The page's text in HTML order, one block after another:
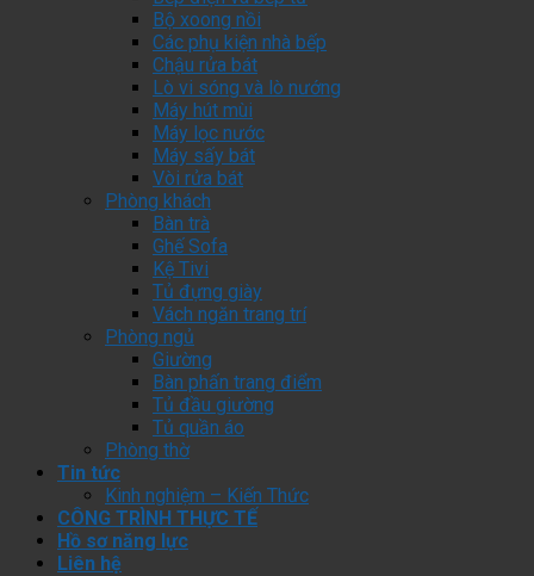
Bộ xoong nồi
Các phụ kiện nhà bếp
Chậu rửa bát
Lò vi sóng và lò nướng
Máy hút mùi
Máy lọc nước
Máy sấy bát
Vòi rửa bát
Phòng khách
Bàn trà
Ghế Sofa
Kệ Tivi
Tủ đựng giày
Vách ngăn trang trí
Phòng ngủ
Giường
Bàn phấn trang điểm
Tủ đầu giường
Tủ quần áo
Phòng thờ
Tin tức
Kinh nghiệm – Kiến Thức
CÔNG TRÌNH THỰC TẾ
Hồ sơ năng lực
Liên hệ